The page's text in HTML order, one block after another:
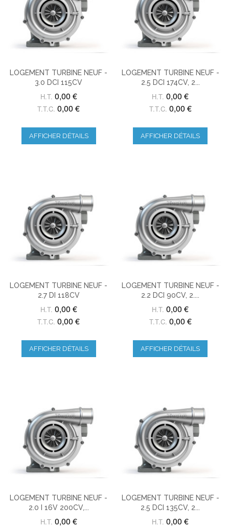
LOGEMENT TURBINE NEUF -
3.0 DCI 115CV
H.T. 0,00 €
T.T.C. 0,00 €
AFFICHER DÉTAILS
LOGEMENT TURBINE NEUF -
2.5 DCI 174CV, 2...
H.T. 0,00 €
T.T.C. 0,00 €
AFFICHER DÉTAILS
LOGEMENT TURBINE NEUF -
2.7 DI 118CV
H.T. 0,00 €
T.T.C. 0,00 €
AFFICHER DÉTAILS
LOGEMENT TURBINE NEUF -
2.2 DCI 90CV, 2....
H.T. 0,00 €
T.T.C. 0,00 €
AFFICHER DÉTAILS
LOGEMENT TURBINE NEUF -
2.0 I 16V 200CV,...
H.T. 0,00 €
LOGEMENT TURBINE NEUF -
2.5 DCI 135CV, 2...
H.T. 0,00 €